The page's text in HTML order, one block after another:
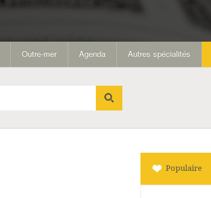
Outre-mer Agenda Autres spécialités
Populaire